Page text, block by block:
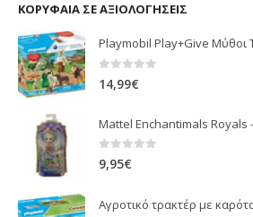
ΚΟΡΥΦΑΊΑ ΣΕ ΑΞΙΟΛΟΓΉΣΕΙΣ
14,99€
Mattel Enchantimals Royals
0 out of 5
9,95€
Αγροτικό τρακτέρ με